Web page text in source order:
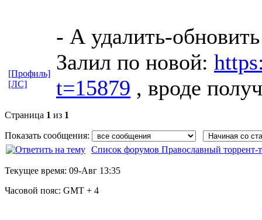
- А удалить-
Залил по новой:
t=15879 , вроде
[Профиль]
[ЛС]
Страница 1 из 1
Показать сообщения:
Список форумов Православный торрент-
Текущее время: 09-Авг 13:35
Часовой пояс: GMT + 4